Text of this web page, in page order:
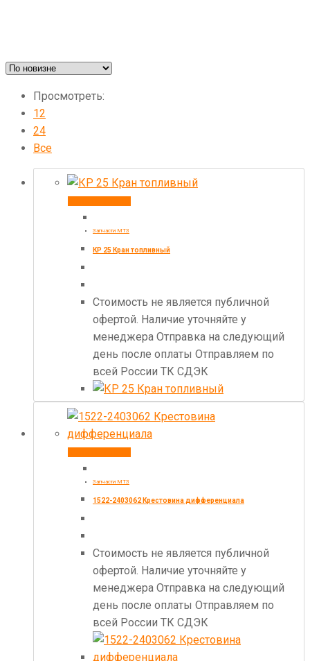
Просмотреть:
12
24
Все
Запчасти МТЗ
КР 25 Кран топливный
Стоимость не является публичной
офертой. Наличие уточняйте у
менеджера Отправка на следующий
день после оплаты Отправляем по
всей России ТК СДЭК
Запчасти МТЗ
1522-2403062 Крестовина дифференциала
Стоимость не является публичной
офертой. Наличие уточняйте у
менеджера Отправка на следующий
день после оплаты Отправляем по
всей России ТК СДЭК